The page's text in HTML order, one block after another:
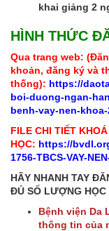
khai giảng 2
HÌNH THỨC
Qua trang web:
khoản, đăng ký và
thống): https://
boi-duong-ngan-
benh-vay-nen-khoa-
FILE CHI TIẾT KHOÁ
HỌC: https://
1756-TBCS-VAY-
HÃY NHANH TAY
ĐỦ SỐ LƯỢNG HỌC
Bệnh viện Da
thông tin của